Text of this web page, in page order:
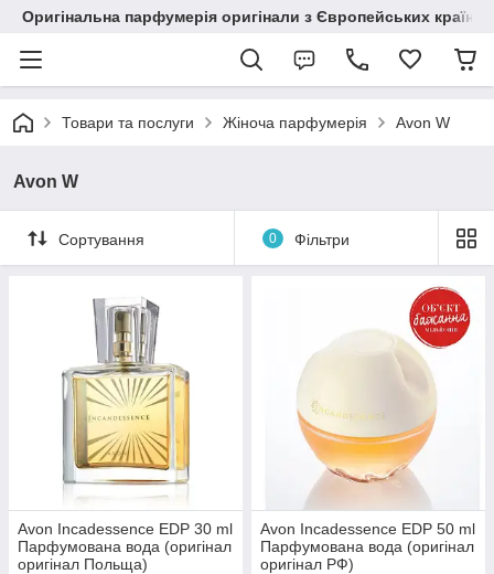
Оригінальна парфумерія оригінали з Європейських країн
Товари та послуги Жіноча парфумерія Avon W
Avon W
Сортування 0 Фільтри
Avon Incadessence EDP 30 ml
Парфумована вода (оригінал
оригінал Польща)
Avon Incadessence EDP 50 ml
Парфумована вода (оригінал
оригінал РФ)